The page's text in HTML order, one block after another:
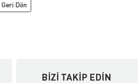
Geri Dön
BIZI TAKIP EDIN